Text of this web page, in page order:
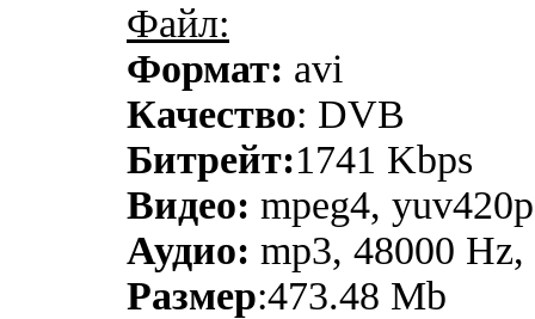
Файл:
Формат: avi
Качество: DVB
Битрейт:1741 Kbps
Видео: mpeg4,
Аудио: mp3, 48000 Hz,
Размер:473.48 Mb